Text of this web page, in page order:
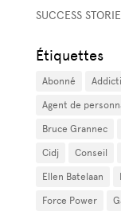
SUCCESS
Étiquettes
Abonné
Agent de
Bruce Grannec
Cidj Conseil
Ellen Batelaan
Force Power